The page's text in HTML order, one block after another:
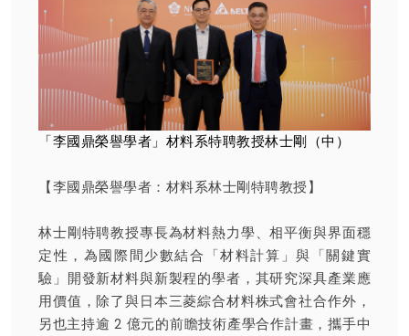
「李國鼎榮譽學者」材料系特聘教授林士剛（中）
【李國鼎榮譽學者：材料系林士剛特聘教授】
林士剛特聘教授專長為材料熱力學、相平衡與界面穩
定性，為國際間少數結合「材料計算」與「關鍵實
驗」開發新材料與新製程的學者，其研究深具產業應
用價值，除了與日本三菱綜合材料株式會社合作外，
另也主持逾 2 億元的前瞻技術產學合作計畫，攜手中